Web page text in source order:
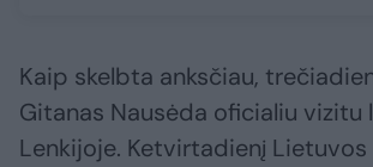
Kaip skelbta anksčiau,
Gitanas Nausėda oficialiu vizitu
Lenkijoje. Ketvirtadienį Lietuvos